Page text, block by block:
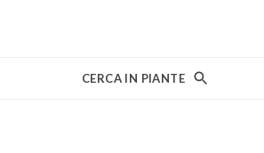
CERCA IN PIANTE